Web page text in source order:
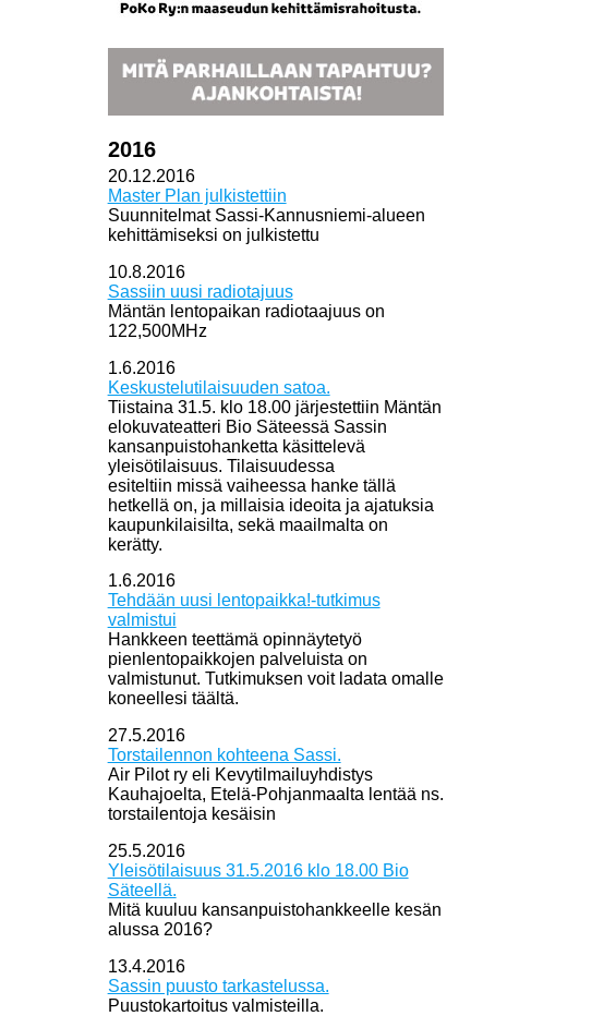
2016
20.12.2016
Master Plan julkistettiin
Suunnitelmat Sassi-Kannusniemi-alueen
kehittämiseksi on julkistettu
10.8.2016
Sassiin uusi radiotajuus
Mäntän lentopaikan radiotaajuus on
122,500MHz
1.6.2016
Keskustelutilaisuuden satoa.
Tiistaina 31.5. klo 18.00 järjestettiin Mäntän
elokuvateatteri Bio Säteessä Sassin
kansanpuistohanketta käsittelevä
yleisötilaisuus. Tilaisuudessa
esiteltiin missä vaiheessa hanke tällä
hetkellä on, ja millaisia ideoita ja ajatuksia
kaupunkilaisilta, sekä maailmalta on
kerätty.
1.6.2016
Tehdään uusi lentopaikka!-tutkimus
valmistui
Hankkeen teettämä opinnäytetyö
pienlentopaikkojen palveluista on
valmistunut. Tutkimuksen voit ladata omalle
koneellesi täältä.
27.5.2016
Torstailennon kohteena Sassi.
Air Pilot ry eli Kevytilmailuyhdistys
Kauhajoelta, Etelä-Pohjanmaalta lentää ns.
torstailentoja kesäisin
25.5.2016
Yleisötilaisuus 31.5.2016 klo 18.00 Bio
Säteellä.
Mitä kuuluu kansanpuistohankkeelle kesän
alussa 2016?
13.4.2016
Sassin puusto tarkastelussa.
Puustokartoitus valmisteilla.